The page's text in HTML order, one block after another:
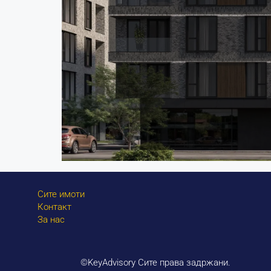
Сите имоти
Контакт
За нас
©KeyAdvisory Сите права задржани.